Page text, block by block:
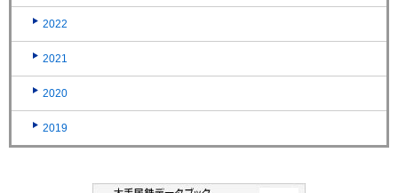
2022
2021
2020
2019